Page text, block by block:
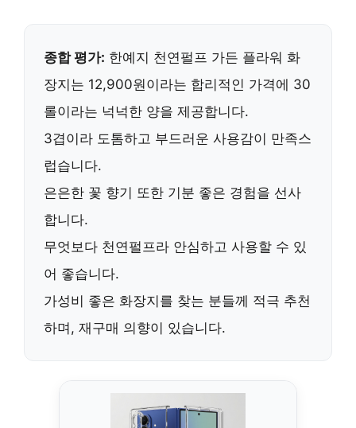
종합 평가: 한예지 천연펄프 가든 플라워 화
장지는 12,900원이라는 합리적인 가격에 30
롤이라는 넉넉한 양을 제공합니다.
3겹이라 도톰하고 부드러운 사용감이 만족스
럽습니다.
은은한 꽃 향기 또한 기분 좋은 경험을 선사
합니다.
무엇보다 천연펄프라 안심하고 사용할 수 있
어 좋습니다.
가성비 좋은 화장지를 찾는 분들께 적극 추천
하며, 재구매 의향이 있습니다.